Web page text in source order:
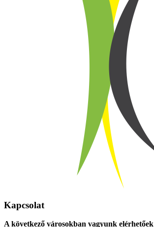
Kapcsolat
A következő városokban vagyunk elérhetőek